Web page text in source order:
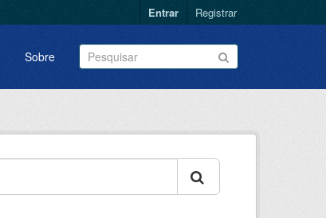
Entrar Registrar
Sobre